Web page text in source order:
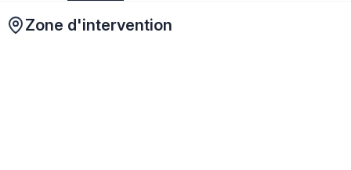
Zone d'intervention